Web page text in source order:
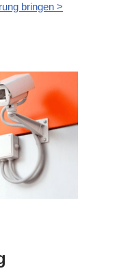
bringen >